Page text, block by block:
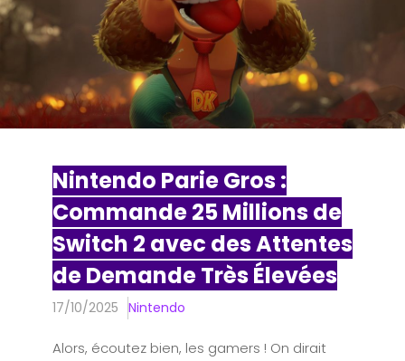
Nintendo Parie Gros :
Commande 25 Millions de
Switch 2 avec des Attentes
de Demande Très Élevées
17/10/2025 Nintendo
Alors, écoutez bien, les gamers ! On dirait